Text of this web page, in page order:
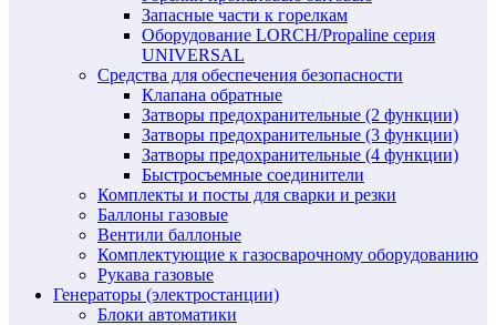
Запасные части к горелкам
Оборудование LORCH/Propaline серия
UNIVERSAL
Средства для обеспечения безопасности
Клапана обратные
Затворы предохранительные (2 функции)
Затворы предохранительные (3 функции)
Затворы предохранительные (4 функции)
Быстросъемные соединители
Комплекты и посты для сварки и резки
Баллоны газовые
Вентили баллоные
Комплектующие к газосварочному оборудованию
Рукава газовые
Генераторы (электростанции)
Блоки автоматики